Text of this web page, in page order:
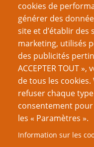
cookies de
générer des
site et d’établir des
marketing, utilisés
des publicités
ACCEPTER TOUT
de tous les
refuser chaque
consentement
les « Paramètres ».
Information sur les
Nom d'utilisateur
Mot de passe